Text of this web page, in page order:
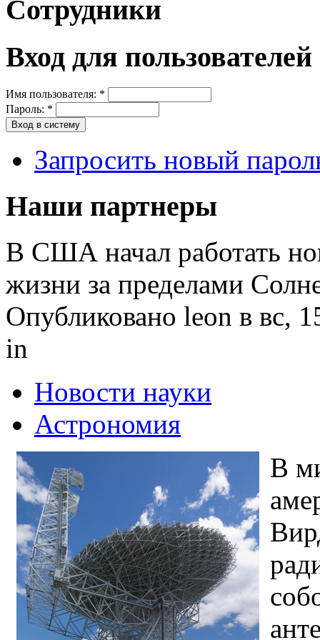
Сотрудники
Вход для пользователей
Имя пользователя: *
Пароль: *
Запросить новый
Наши партнеры
В США начал работать
жизни за пределами
Опубликовано leon в вс,
in
Новости науки
Астрономия
В